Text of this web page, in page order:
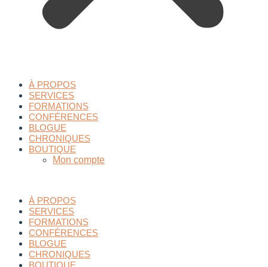
À PROPOS
SERVICES
FORMATIONS
CONFÉRENCES
BLOGUE
CHRONIQUES
BOUTIQUE
Mon compte
À PROPOS
SERVICES
FORMATIONS
CONFÉRENCES
BLOGUE
CHRONIQUES
BOUTIQUE